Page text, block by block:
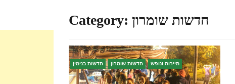
Category:חדשות שומרון
חדשות בנימין חדשות שומרון תיירות ונופש